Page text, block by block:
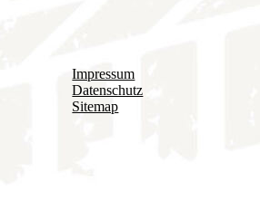
Impressum
Datenschutz
Sitemap